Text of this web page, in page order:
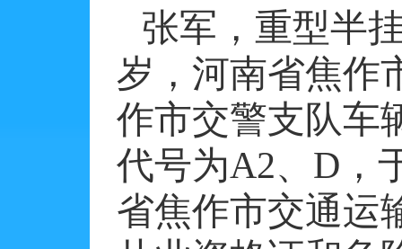
张军，重型半
岁，河南省焦作
作市交警支队车
代号为A2、 D ，
省焦作市交通运